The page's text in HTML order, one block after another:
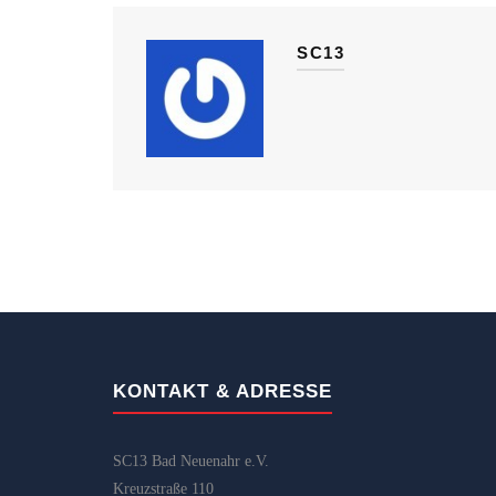
SC13
KONTAKT & ADRESSE
SC13 Bad Neuenahr e.V.
Kreuzstraße 110